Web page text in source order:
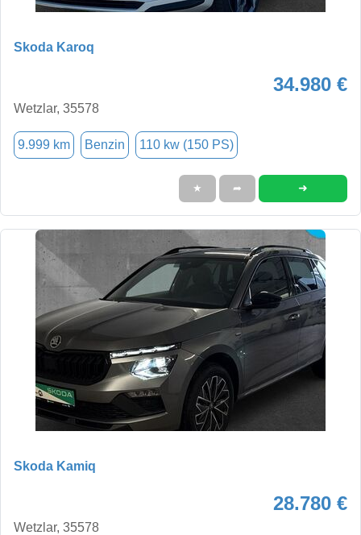
Skoda Karoq
34.980 €
Wetzlar, 35578
9.999 km Benzin 110 kw (150 PS)
★ ➦ ➜
Skoda Kamiq
28.780 €
Wetzlar, 35578